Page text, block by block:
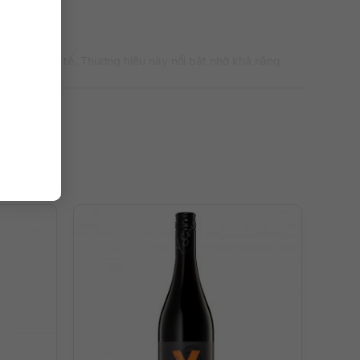
quốc tế. Thương hiệu này nổi bật nhờ khả năng
giá cao.
cây, vừa tạo chiều sâu nhờ cấu trúc cân bằng và
lịch ngay khi rót ra ly.
acid tươi mọng, giúp vị rượu trở nên sinh động và
kiểu Chardonnay vừa tươi sáng, vừa có độ sâu, thích
nướng, pasta sốt kem hoặc salad có phô mai mềm